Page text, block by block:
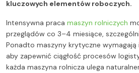
kluczowych elementów roboczych.
Intensywna praca maszyn rolniczych
przeglądów co 3–4 miesiące,
Ponadto maszyny krytyczne wymagają
aby zapewnić ciągłość procesów
każda maszyna rolnicza ulega